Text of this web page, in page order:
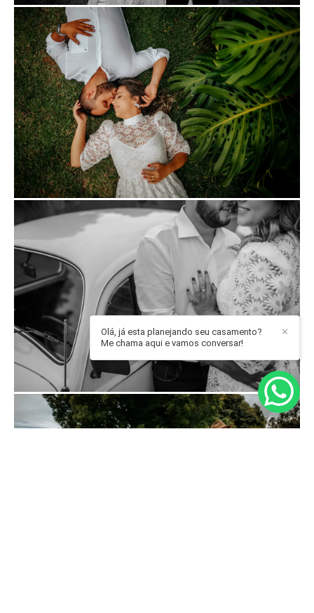
✕
Olá, já esta planejando seu casamento?
Me chama aqui e vamos conversar!